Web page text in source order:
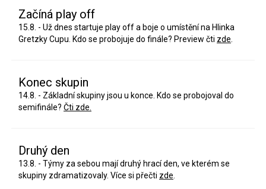
Začíná play off
15.8. - Už dnes startuje play off a boje o umístění na Hlinka
Gretzky Cupu. Kdo se probojuje do finále? Preview čti zde
Konec skupin
14.8. - Základní skupiny jsou u konce. Kdo se probojoval do
semifinále? Čti zde.
Druhý den
13.8. - Týmy za sebou mají druhý hrací den, ve kterém se
skupiny zdramatizovaly. Více si přečti zde